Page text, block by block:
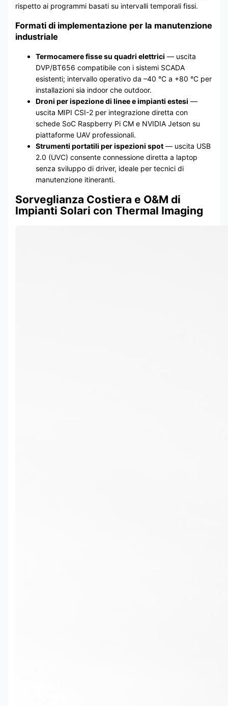
rispetto ai programmi basati su intervalli temporali fissi.
Formati di implementazione per la manutenzione
industriale
Termocamere fisse su quadri elettrici — uscita
DVP/BT656 compatibile con i sistemi SCADA
esistenti; intervallo operativo da –40 °C a +80 °C per
installazioni sia indoor che outdoor.
Droni per ispezione di linee e impianti estesi —
uscita MIPI CSI-2 per integrazione diretta con
schede SoC Raspberry Pi CM e NVIDIA Jetson su
piattaforme UAV professionali.
Strumenti portatili per ispezioni spot— uscita USB
2.0 (UVC) consente connessione diretta a laptop
senza sviluppo di driver, ideale per tecnici di
manutenzione itineranti.
Sorveglianza Costiera e O&M di
Impianti Solari con Thermal Imaging